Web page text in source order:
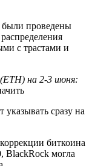
были проведены
с трастами и
на 2-3 июня:
указывать сразу на
биткоина
BlackRock могла